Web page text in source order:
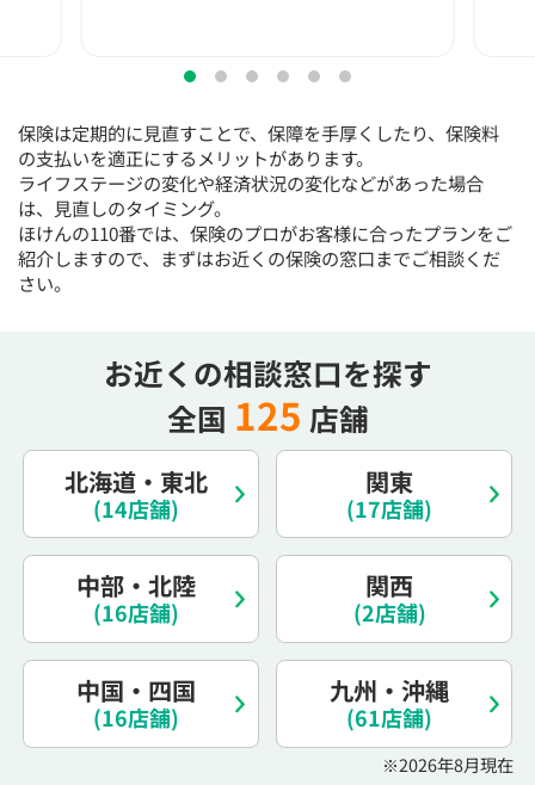
18:00 18:00 18:00 18:00 18:00 18:00 18:00
○：予約可 ×：予約不可
：お電話にてお問い合わせください
電話で相談予約（オンライン保険相談専用）
平日 / 土日祝日 10:00〜17:00（通話無料）
※受付時間外にご予約をいただいた場合は、
翌営業日のご連絡となります
保険は定期的に見直すことで、保障を手厚くしたり、保険料
の支払いを適正にするメリットがあります。
ライフステージの変化や経済状況の変化などがあった場合
は、見直しのタイミング。
ほけんの110番では、保険のプロがお客様に合ったプランをご
紹介しますので、まずはお近くの保険の窓口までご相談くだ
さい。
お近くの相談窓口を探す
全国 125 店舗
北海道・東北
(14店舗)
関東
(17店舗)
中部・北陸
(16店舗)
関西
(2店舗)
中国・四国
(16店舗)
九州・沖縄
(61店舗)
※2026年8月現在